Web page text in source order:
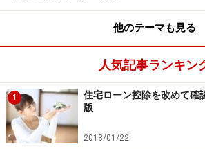
他のテーマも見る
人気記事ランキン
1
住宅ローン控除を改めて確
版
2018/01/22